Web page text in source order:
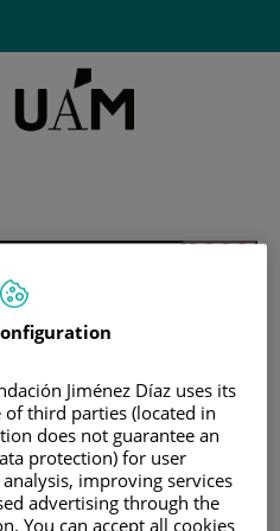
EN GRADO EN
2016
GRADO
Jiménez Díaz uses its
third parties (located in
does not guarantee an
protection) for user
improving services
advertising through the
You can accept all cookies